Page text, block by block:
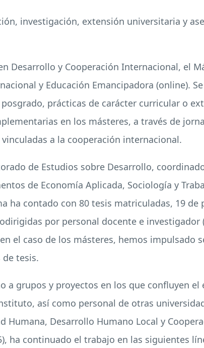
investigación, extensión universitaria y
Desarrollo y Cooperación Internacional, el
y Educación Emancipadora (online).
prácticas de carácter curricular o
en los másteres, a través de
a la cooperación internacional.
de Estudios sobre Desarrollo,
de Economía Aplicada, Sociología y
ha contado con 80 tesis matriculadas, 19 de
por personal docente e investigador
el caso de los másteres, hemos impulsado
tesis.
grupos y proyectos en los que confluyen el
así como personal de otras
Humana, Desarrollo Humano Local y
ha continuado el trabajo en las siguientes